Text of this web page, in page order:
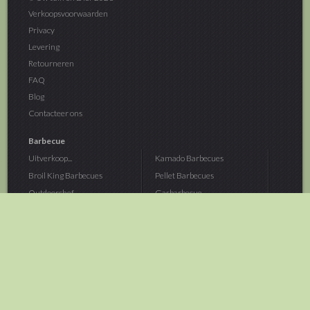
Verkoopsvoorwaarden
Privacy
Levering
Retourneren
FAQ
Blog
Contacteer ons
Barbecue
Uitverkoop...
Broil King Barbecues
Outdoorchef...
Kamado Barbecues
Pellet Barbecues
Gasbarbecue